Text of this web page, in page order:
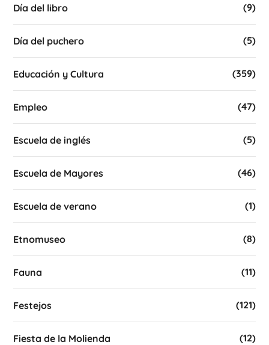
Día del libro (9)
Día del puchero (5)
Educación y Cultura (359)
Empleo (47)
Escuela de inglés (5)
Escuela de Mayores (46)
Escuela de verano (1)
Etnomuseo (8)
Fauna (11)
Festejos (121)
Fiesta de la Molienda (12)